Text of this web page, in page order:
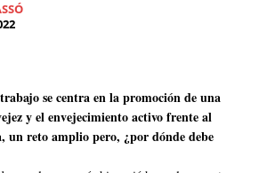
se centra en la promoción de una
y el envejecimiento activo frente al
un reto amplio pero, ¿por dónde debe